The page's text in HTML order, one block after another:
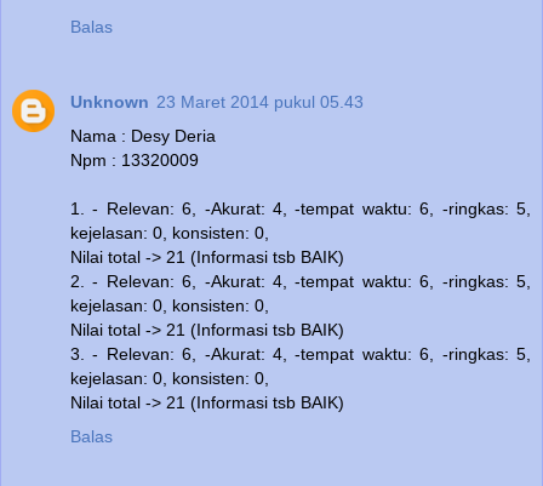
Balas
Unknown 23 Maret 2014 pukul 05.43
Nama : Desy Deria
Npm : 13320009
1. - Relevan: 6, -Akurat: 4, -tempat waktu: 6, -ringkas: 5,
kejelasan: 0, konsisten: 0,
Nilai total -> 21 (Informasi tsb BAIK)
2. - Relevan: 6, -Akurat: 4, -tempat waktu: 6, -ringkas: 5,
kejelasan: 0, konsisten: 0,
Nilai total -> 21 (Informasi tsb BAIK)
3. - Relevan: 6, -Akurat: 4, -tempat waktu: 6, -ringkas: 5,
kejelasan: 0, konsisten: 0,
Nilai total -> 21 (Informasi tsb BAIK)
Balas